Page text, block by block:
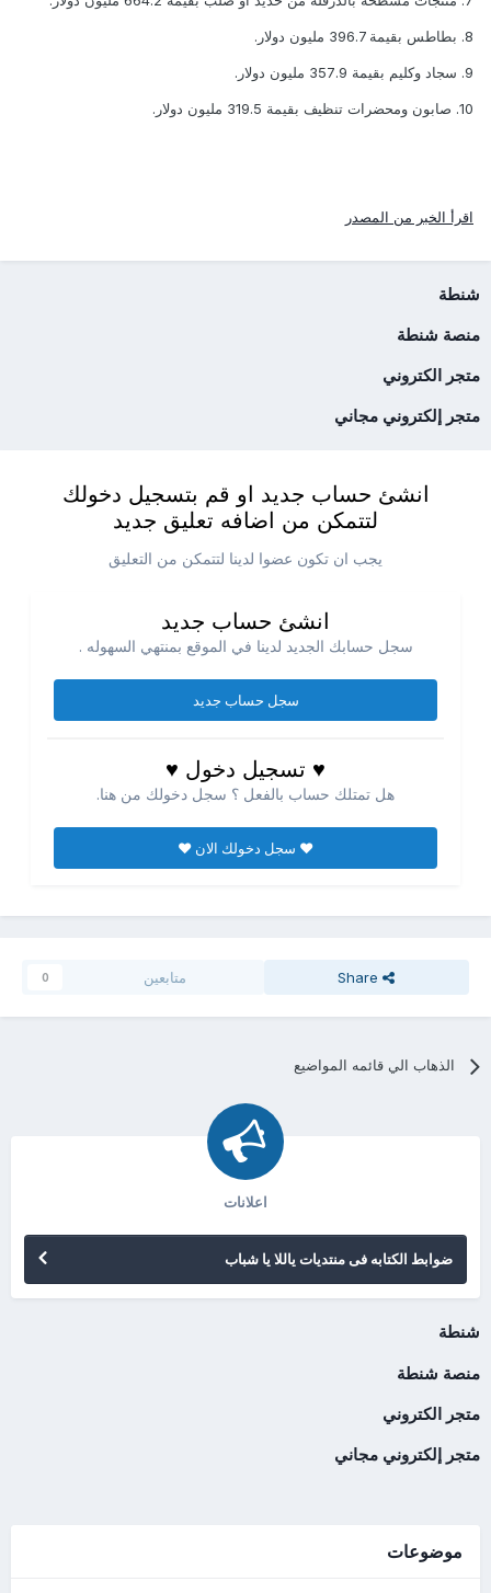
8. بطاطس بقيمة 396.7 مليون دولار.
9. سجاد وكليم بقيمة 357.9 مليون دولار.
10. صابون ومحضرات تنظيف بقيمة 319.5 مليون دولار.
اقرأ الخبر من المصدر
شنطة
منصة شنطة
متجر الكتروني
متجر إلكتروني مجاني
انشئ حساب جديد او قم بتسجيل دخولك
لتتمكن من اضافه تعليق جديد
يجب ان تكون عضوا لدينا لتتمكن من التعليق
انشئ حساب جديد
سجل حسابك الجديد لدينا في الموقع بمنتهي السهوله .
سجل حساب جديد
♥ تسجيل دخول ♥
هل تمتلك حساب بالفعل ؟ سجل دخولك من هنا.
♥ سجل دخولك الان ♥
Share متابعين 0
الذهاب الي قائمه المواضيع
اعلانات
ضوابط الكتابه فى منتديات ياللا يا شباب
شنطة
منصة شنطة
متجر الكتروني
متجر إلكتروني مجاني
موضوعات